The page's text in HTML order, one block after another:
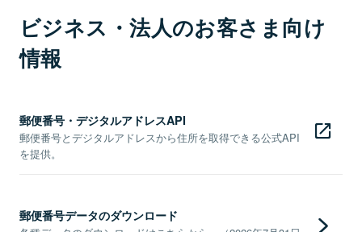
ビジネス・法人のお客さま向け
情報
郵便番号・デジタルアドレスAPI
郵便番号とデジタルアドレスから住所を取得できる公式API
を提供。
郵便番号データのダウンロード